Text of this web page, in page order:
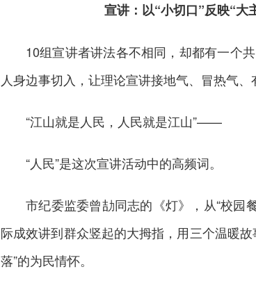
宣讲：以“小切口”反映“大
10组宣讲者讲法各不相同，却都有一个
人身边事切入，让理论宣讲接地气、冒热气、
“江山就是人民，人民就是江山”——
“人民”是这次宣讲活动中的高频词。
市纪委监委曾劼同志的《灯》，从“校园
际成效讲到群众竖起的大拇指，用三个温暖
落”的为民情怀。